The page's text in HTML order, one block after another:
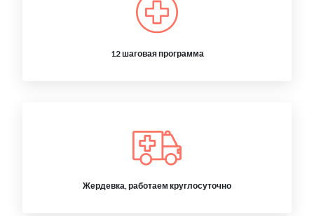
12 шаговая программа
Жердевка, работаем круглосуточно